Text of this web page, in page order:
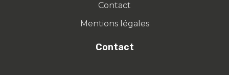
Contact
Mentions légales
Contact